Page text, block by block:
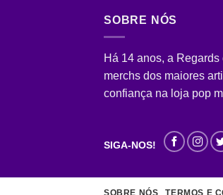
SOBRE NÓS
Há 14 anos, a
merchs dos maiores
confiança na loja pop
SIGA-NOS!
SOBRE NÓS TERMOS E